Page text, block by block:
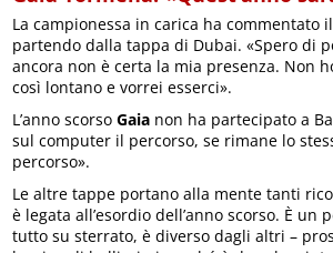
La campionessa in carica ha commentato
partendo dalla tappa di Dubai. «Spero di
ancora non è certa la mia presenza. Non
così lontano e vorrei esserci».
L’anno scorsoGaia non ha partecipato a
sul computer il percorso, se rimane lo
percorso».
Le altre tappe portano alla mente tanti
è legata all’esordio dell’anno scorso. È un
tutto su sterrato, è diverso dagli altri –